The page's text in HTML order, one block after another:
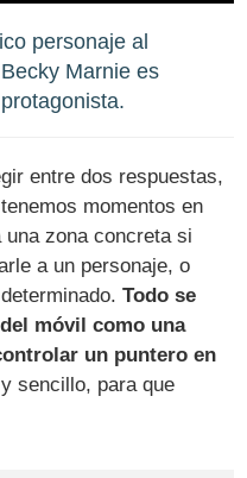
personaje al
Marnie es
entre dos respuestas,
momentos en
una zona concreta si
a un personaje, o
Todo se
móvil como una
un puntero en
sencillo, para que